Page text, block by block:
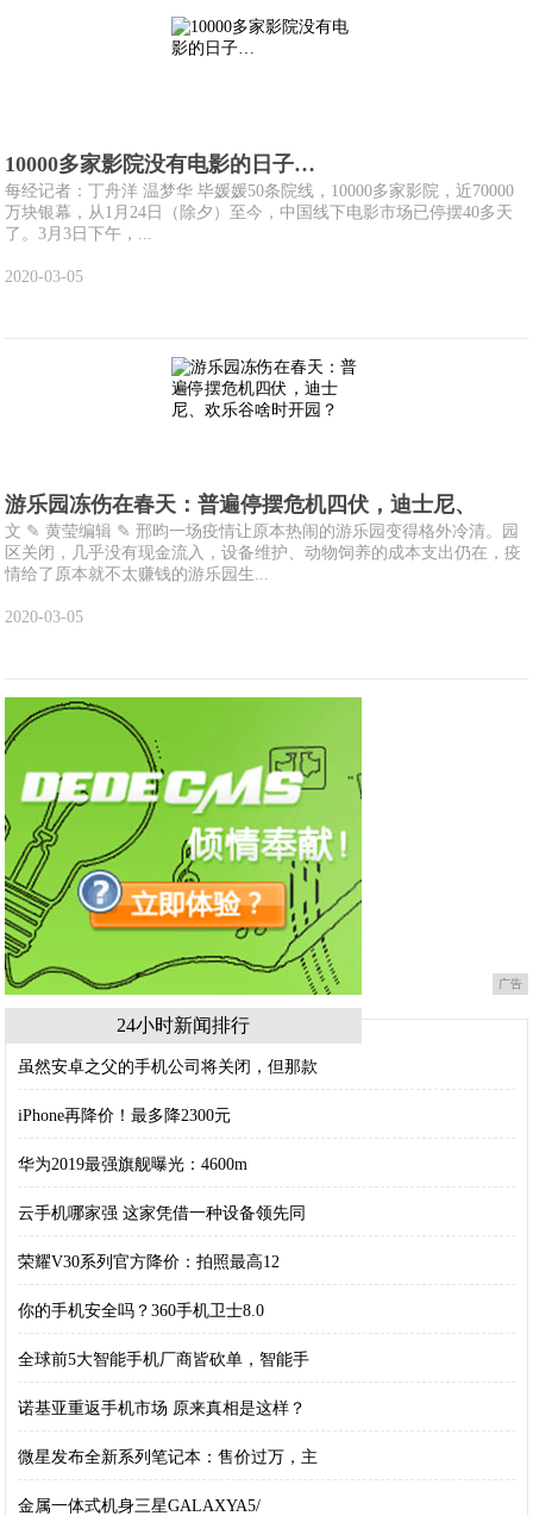
10000多家影院没有电影的日子…
每经记者：丁舟洋 温梦华 毕媛媛50条院线，10000多家影院，近70000
万块银幕，从1月24日（除夕）至今，中国线下电影市场已停摆40多天
了。3月3日下午，...
2020-03-05
游乐园冻伤在春天：普遍停摆危机四伏，迪士尼、
文 ✎ 黄莹编辑 ✎ 邢昀一场疫情让原本热闹的游乐园变得格外冷清。园
区关闭，几乎没有现金流入，设备维护、动物饲养的成本支出仍在，疫
情给了原本就不太赚钱的游乐园生...
2020-03-05
广告
24小时新闻排行
虽然安卓之父的手机公司将关闭，但那款
iPhone再降价！最多降2300元
华为2019最强旗舰曝光：4600m
云手机哪家强 这家凭借一种设备领先同
荣耀V30系列官方降价：拍照最高12
你的手机安全吗？360手机卫士8.0
全球前5大智能手机厂商皆砍单，智能手
诺基亚重返手机市场 原来真相是这样？
微星发布全新系列笔记本：售价过万，主
金属一体式机身三星GALAXYA5/